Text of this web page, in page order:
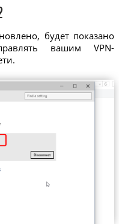
будет показано
вашим VPN-